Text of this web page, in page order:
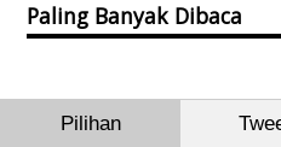
Paling Banyak Dibaca
Pilihan